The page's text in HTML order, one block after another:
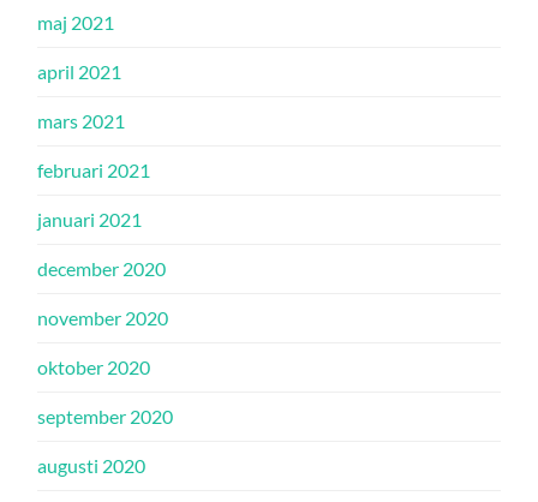
maj 2021
april 2021
mars 2021
februari 2021
januari 2021
december 2020
november 2020
oktober 2020
september 2020
augusti 2020